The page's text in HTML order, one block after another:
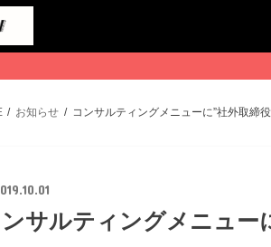
お知らせ コンサルティングメニューに”社外取締
サルティングメニュー